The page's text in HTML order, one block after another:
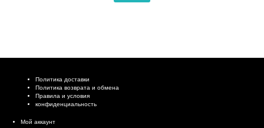
Политика доставки
Политика возврата и обмена
Правила и условия
конфиденциальность
Мой аккаунт